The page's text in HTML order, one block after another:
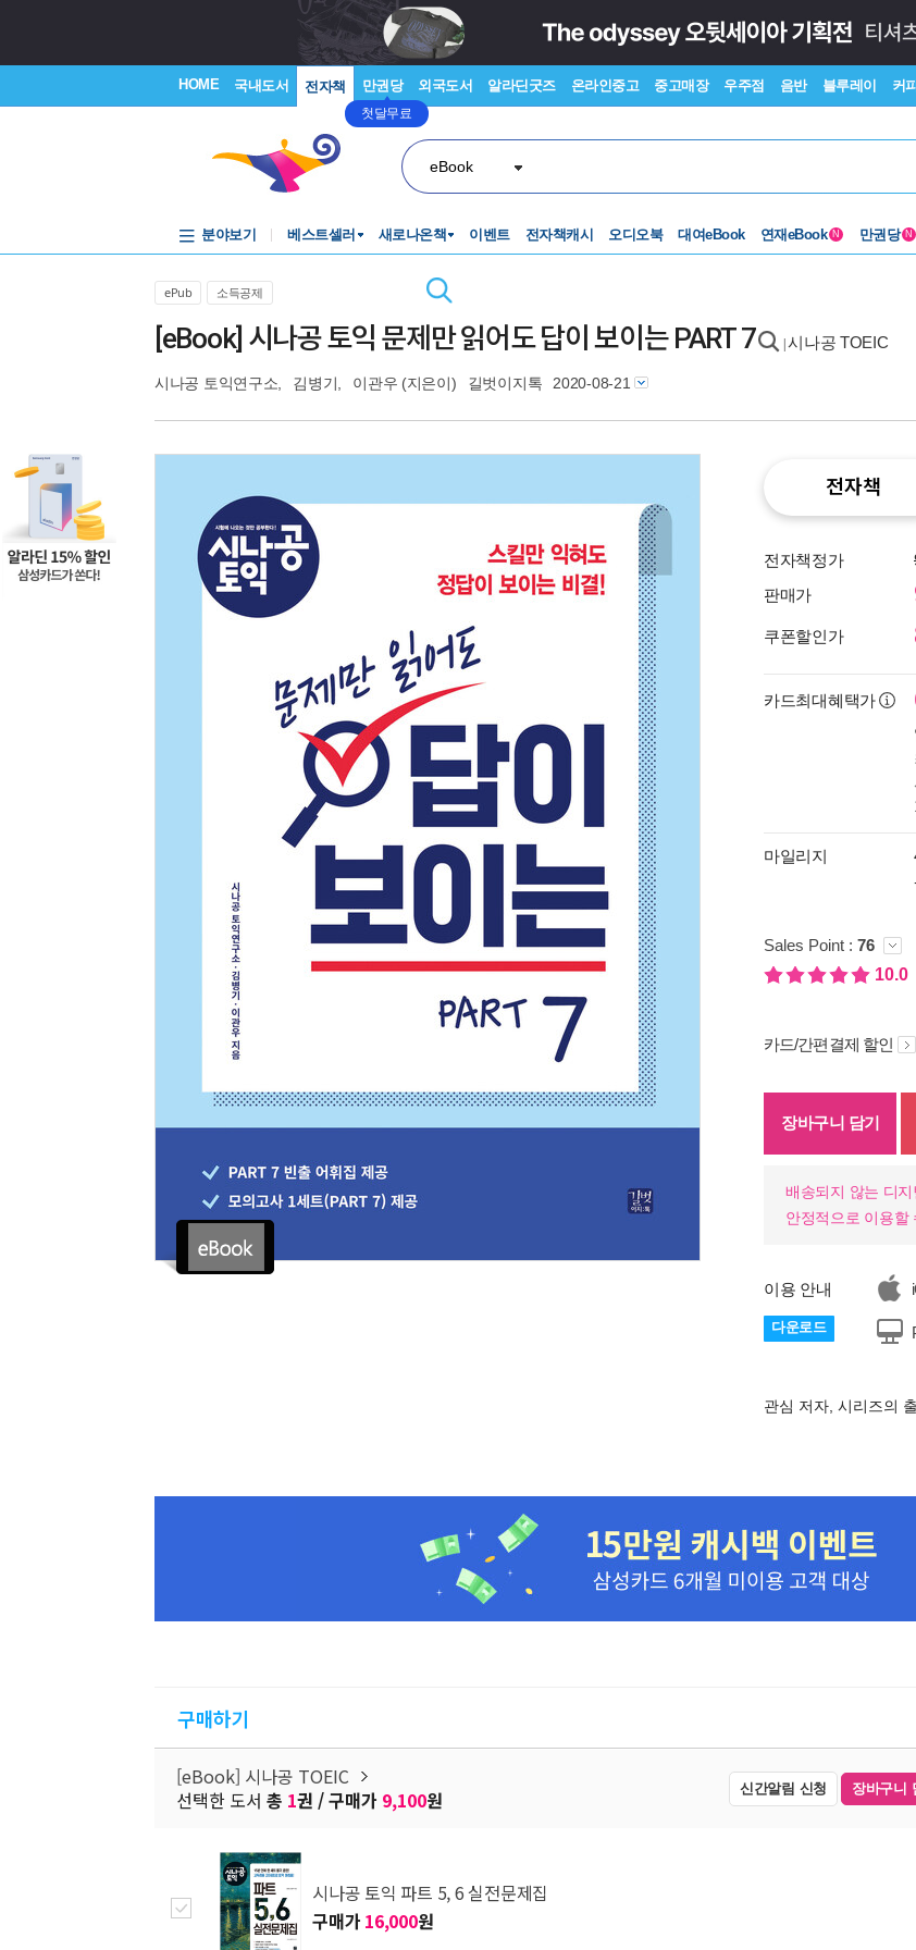
HOME 국내도서 전자책 만권당
첫달무료
외국도서 알라딘굿즈 온라인중고 중고매장 우주점 음반 블루레이 커피
eBook
분야보기 베스트셀러 새로나온책 이벤트 전자책캐시 오디오북 대여eBook 연재eBook N 만권당 N
ePub 소득공제
[eBook] 시나공 토익 문제만 읽어도 답이 보이는 PART 7 |시나공 TOEIC
시나공 토익연구소 김병기 이관우 (지은이) 길벗이지톡 2020-08-21
전자책
전자책정가
판매가
쿠폰할인가
카드최대혜택가
마일리지
Sales Point : 76
10.0
카드/간편결제 할인
장바구니 담기
배송되지 않는 디
안정적으로 이용할
이용 안내
다운로드
관심 저자, 시리즈의
구매하기
[eBook] 시나공 TOEIC
선택한 도서 총 1권 / 구매가 9,100원 신간알림 신청 장바구니
시나공 토익 파트 5, 6 실전문제집
구매가 16,000원